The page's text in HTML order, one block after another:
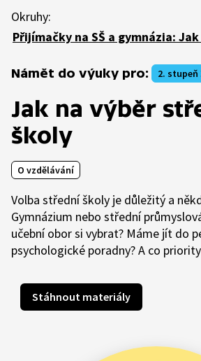
Okruhy:
Přijímačky na SŠ a gymnázia:
Námět do výuky pro: 2. stupeň
Jak na výběr
školy
O vzdělávání
Volba střední školy je důležitý a
Gymnázium nebo střední
učební obor si vybrat? Máme jít do
psychologické poradny? A co
Stáhnout materiály